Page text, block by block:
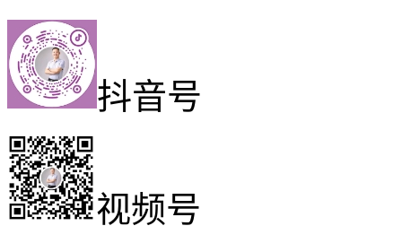
抖音号
视频号